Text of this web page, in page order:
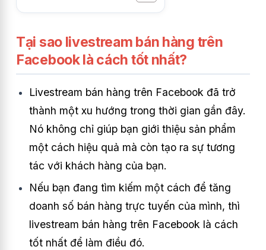
Tại sao livestream bán hàng trên
Facebook là cách tốt nhất?
Livestream bán hàng trên Facebook đã trở
thành một xu hướng trong thời gian gần đây.
Nó không chỉ giúp bạn giới thiệu sản phẩm
một cách hiệu quả mà còn tạo ra sự tương
tác với khách hàng của bạn.
Nếu bạn đang tìm kiếm một cách để tăng
doanh số bán hàng trực tuyến của mình, thì
livestream bán hàng trên Facebook là cách
tốt nhất để làm điều đó.